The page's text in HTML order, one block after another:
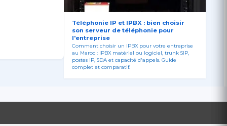
avec le
Téléphonie IP et IPBX : bien choisir
son serveur de téléphonie pour
l'entreprise
Comment choisir un IPBX pour votre entreprise
au Maroc : IPBX matériel ou logiciel, trunk SIP,
postes IP, SDA et capacité d'appels. Guide
complet et comparatif.